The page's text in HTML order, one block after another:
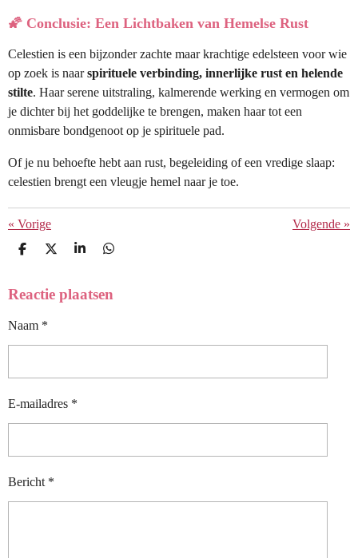
🌠 Conclusie: Een Lichtbaken van Hemelse Rust
Celestien is een bijzonder zachte maar krachtige edelsteen voor wie
op zoek is naarspirituele verbinding, innerlijke rust en helende
stilte. Haar serene uitstraling, kalmerende werking en vermogen om
je dichter bij het goddelijke te brengen, maken haar tot een
onmisbare bondgenoot op je spirituele pad.
Of je nu behoefte hebt aan rust, begeleiding of een vredige slaap:
celestien brengt een vleugje hemel naar je toe.
« Vorige Volgende »
D
E
D
L
S
R
D
E
Reactie plaatsen
Naam *
E-mailadres *
Bericht *